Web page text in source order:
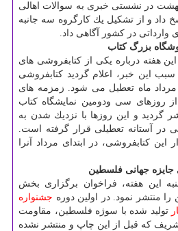
ظهر یكشنبه ۲۹ اردیبهشت در نشستی خبری به سوالات اهالی
داد و از تشكیل یك كارگروه سه جانبه
وارداتی در كشور آگاهی داد.
بزرگ كتاب
هفته درباره یكی از كتابفروشی های
سبب این خبر، اعلام گردید كتابفروشی
مرداد ماه تعطیل می شود. زمزمه های
روزهای سی ودومین نمایشگاه كتاب
گردید و این روزها با نزدیك شدن به
در آستانه تعطیلی قرار گرفته است.
كتابفروشی، در ابتدای مرداد آنرا
جایزه جهانی فلسطین
این هفته، فراخوان برگزاری بخش
منتشر نمود. در اولین دوره جشنواره
تولید شده با سوژه فلسطین، مقاومت
كه قبل از این چاپ و منتشر نشده